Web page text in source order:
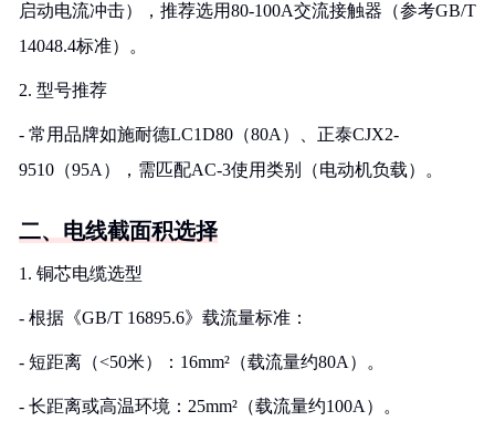
启动电流冲击），推荐选用80-100A交流接触器（参考GB/T
14048.4标准）。
2. 型号推荐
- 常用品牌如施耐德LC1D80（80A）、正泰CJX2-
9510（95A），需匹配AC-3使用类别（电动机负载）。
二、电线截面积选择
1. 铜芯电缆选型
- 根据《GB/T 16895.6》载流量标准：
- 短距离（<50米）：16mm²（载流量约80A）。
- 长距离或高温环境：25mm²（载流量约100A）。